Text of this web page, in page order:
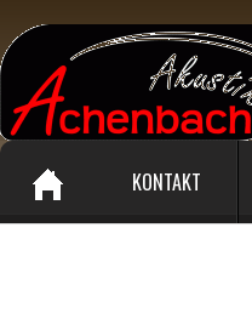
KONTAKT